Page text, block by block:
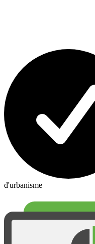
d'urbanisme